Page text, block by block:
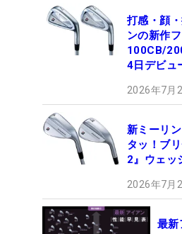
打感・顔
ンの新作
100CB/
4日デビュ
2026年7月
新ミーリ
タッ！ブ
2』ウェッ
2026年7月
最新